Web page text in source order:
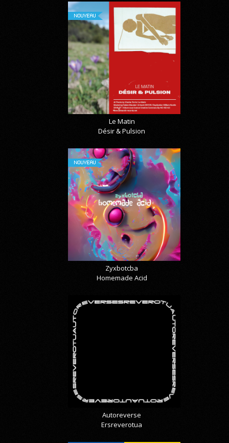
NOUVEAU
Le Matin
Désir & Pulsion
NOUVEAU
Zyxbotcba
Homemade Acid
Autoreverse
Ersreverotua